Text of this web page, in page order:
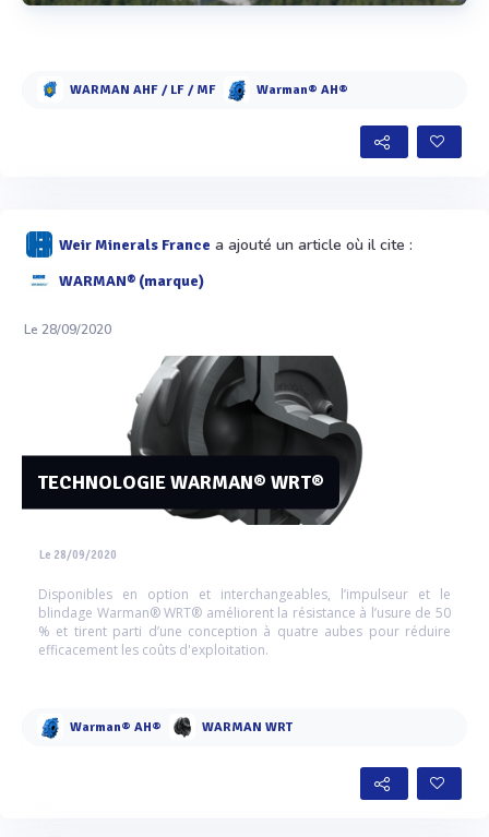
Voir plus
WARMAN AHF / LF / MF Warman® AH®
Weir Minerals France a ajouté un article où il cite :
WARMAN® (marque)
Le 28/09/2020
TECHNOLOGIE WARMAN® WRT®
Le 28/09/2020
Disponibles en option et interchangeables, l’impulseur et le
blindage Warman® WRT® améliorent la résistance à l’usure de 50
% et tirent parti d’une conception à quatre aubes pour réduire
efficacement les coûts d'exploitation.
Warman® AH® WARMAN WRT